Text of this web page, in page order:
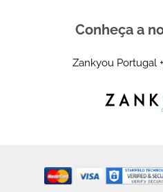
Conheça a
Zankyou Portugal